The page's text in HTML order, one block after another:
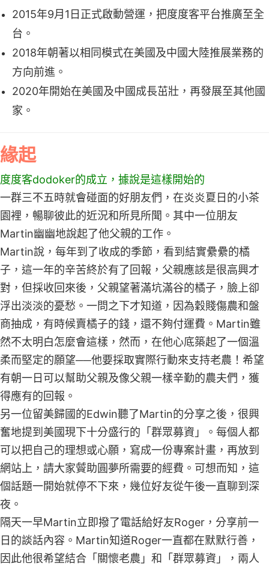
2015年9月1日正式啟動營運，把度度客平台推廣至全
台。
2018年朝著以相同模式在美國及中國大陸推展業務的
方向前進。
2020年開始在美國及中國成長茁壯，再發展至其他國
家。
緣起
度度客dodoker的成立，據說是這樣開始的
一群三不五時就會碰面的好朋友們，在炎炎夏日的小茶
園裡，暢聊彼此的近況和所見所聞。其中一位朋友
Martin幽幽地說起了他父親的工作。
Martin說，每年到了收成的季節，看到結實纍纍的橘
子，這一年的辛苦終於有了回報，父親應該是很高興才
對，但採收回來後，父親望著滿坑滿谷的橘子，臉上卻
浮出淡淡的憂愁。一問之下才知道，因為穀賤傷農和盤
商抽成，有時候賣橘子的錢，還不夠付運費。Martin雖
然不太明白怎麼會這樣，然而，在他心底築起了一個溫
柔而堅定的願望──他要採取實際行動來支持老農！希望
有朝一日可以幫助父親及像父親一樣辛勤的農夫們，獲
得應有的回報。
另一位留美歸國的Edwin聽了Martin的分享之後，很興
奮地提到美國現下十分盛行的「群眾募資」。每個人都
可以把自己的理想或心願，寫成一份專案計畫，再放到
網站上，請大家贙助圓夢所需要的經費。可想而知，這
個話題一開始就停不下來，幾位好友從午後一直聊到深
夜。
隔天一早Martin立即撥了電話給好友Roger，分享前一
日的談話內容。Martin知道Roger一直都在默默行善，
因此他很希望結合「關懷老農」和「群眾募資」，兩人